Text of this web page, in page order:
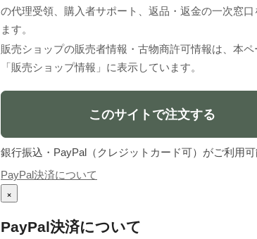
の代理受領、購入者サポート、返品・返金の一次窓口
ます。
販売ショップの販売者情報・古物商許可情報は、本
「販売ショップ情報」に表示しています。
このサイトで注文する
銀行振込・PayPal（クレジットカード可）がご利用可
PayPal決済について
×
PayPal決済について